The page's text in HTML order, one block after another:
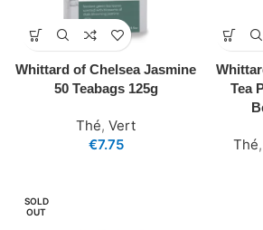
Whittard of Chelsea Jasmine
50 Teabags 125g
Thé, Vert
€7.75
Tea
Thé,
SOLD
OUT